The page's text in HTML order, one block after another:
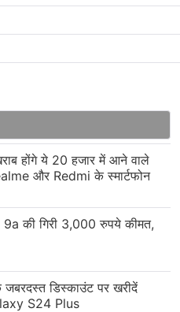
होंगे ये 20 हजार में आने वाले
और Redmi के स्मार्टफोन
की गिरी 3,000 रुपये कीमत,
डिस्काउंट पर खरीदें
S24 Plus